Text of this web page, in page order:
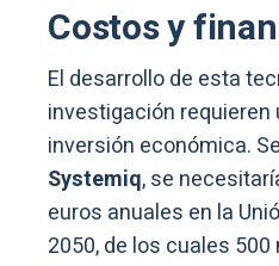
Costos y
El desarrollo de esta
investigación
inversión económica.
Systemiq, se
euros anuales en la
2050, de los cuales